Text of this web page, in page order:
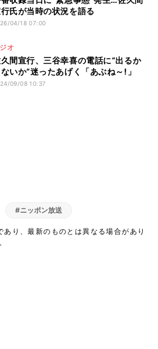
氏が当時の状況を語る
04/18 07:00
オ
間宣行、三谷幸喜の電話に“出るか
いか”迷ったあげく「あぶね～!」
09/08 10:37
#ニッポン放送
り、最新のものとは異なる場合があり